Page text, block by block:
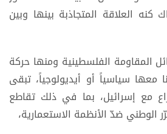
كنه العلاقة المتجاذبة بينها وبين
المقاومة الفلسطينية ومنها حركة
معها سياسياً أو أيديولوجياً، تبقى
مع إسرائيل، بما في ذلك تقاطع
الوطني ضدّ الأنظمة الاستعمارية،